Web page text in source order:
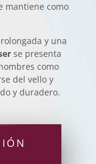
mantiene como
y una
se presenta
como
del vello y
y duradero.